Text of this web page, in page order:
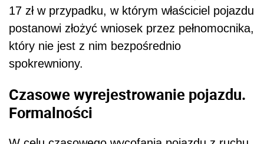
17 zł w przypadku, w którym właściciel pojazdu
postanowi złożyć wniosek przez pełnomocnika,
który nie jest z nim bezpośrednio
spokrewniony.
Czasowe wyrejestrowanie pojazdu.
Formalności